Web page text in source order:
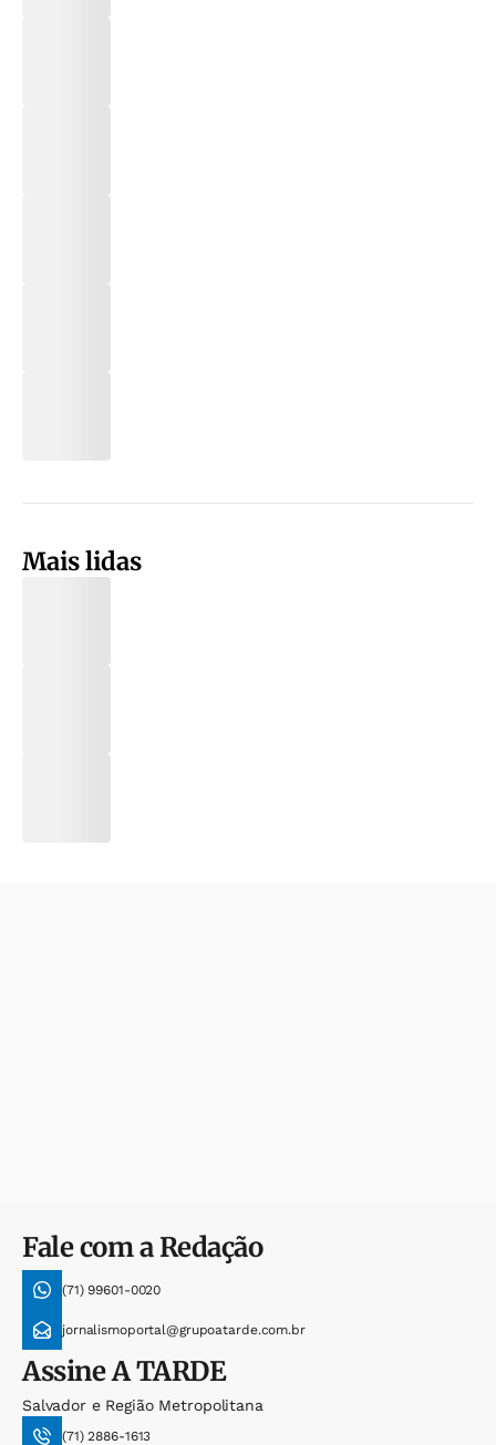
Mais lidas
Fale com a Redação
(71) 99601-0020
jornalismoportal@grupoatarde.com.br
AssineA TARDE
Salvador e Região Metropolitana
(71) 2886-1613